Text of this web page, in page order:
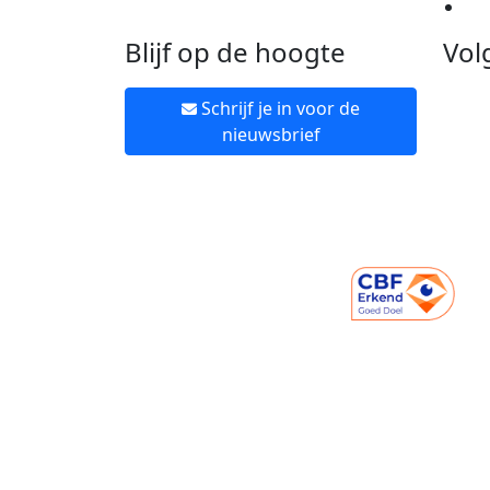
Blijf op de hoogte
Schrijf je in voor de
nieuwsbrief